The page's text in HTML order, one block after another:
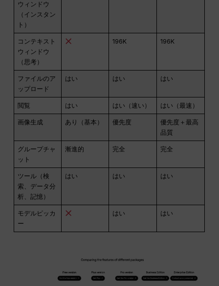
ウィンドウ
（インスタン
ト）
コンテキスト
ウィンドウ
（思考）
196K 196K
ファイルのア
ップロード
はい はい はい
閲覧 はい はい（速い） はい（最速）
画像生成 あり（基本） 優先度
優先度＋最高
品質
グループチャ
ット
漸進的 完全 完全
ツール（検
索、データ分
析、記憶）
はい はい はい
モデルピッカ
ー
はい はい